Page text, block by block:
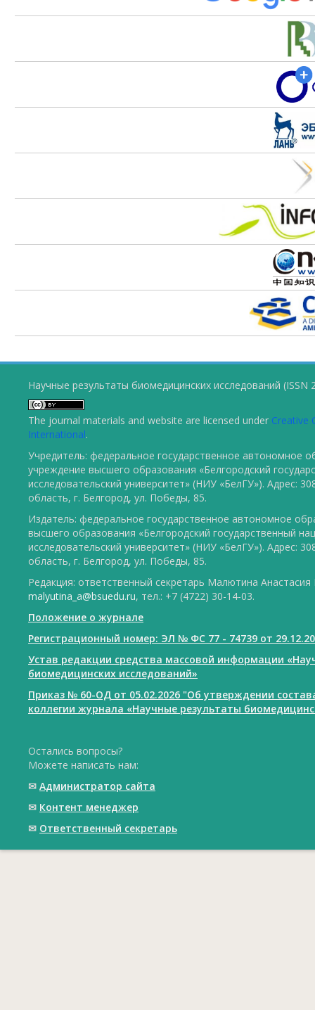
Научные результаты биомедицинских исследований (ISSN
The journal materials and website are licensed under Creative
International.
Учредитель: федеральное государственное автономное
учреждение высшего образования «Белгородский
исследовательский университет» (НИУ «БелГУ»). Адрес:
область, г. Белгород, ул. Победы, 85.
Издатель: федеральное государственное автономное
высшего образования «Белгородский государственный
исследовательский университет» (НИУ «БелГУ»). Адрес:
область, г. Белгород, ул. Победы, 85.
Редакция: ответственный секретарь Малютина
malyutina_a@bsuedu.ru, тел.: +7 (4722) 30-14-03.
Положение о журнале
Регистрационный номер: ЭЛ № ФС 77 - 74739 от
Устав редакции средства массовой информации
биомедицинских исследований»
Приказ № 60-ОД от 05.02.2026 "Об утверждении
коллегии журнала «Научные результаты
Остались вопросы?
Можете написать нам:
✉ Администратор сайта
✉ Контент менеджер
✉ Ответственный cекретарь